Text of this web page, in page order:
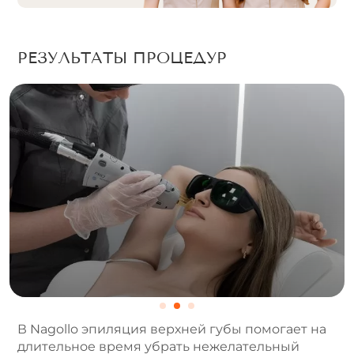
РЕЗУЛЬТАТЫ ПРОЦЕДУР
В Nagollo эпиляция верхней губы помогает на
длительное время убрать нежелательный